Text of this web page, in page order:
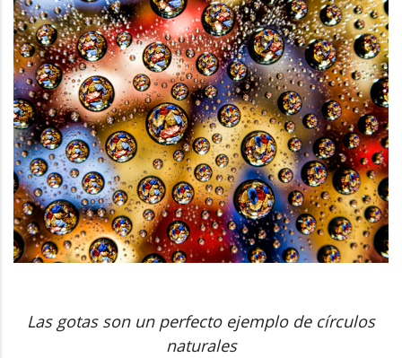
Las gotas son un perfecto ejemplo de círculos
naturales